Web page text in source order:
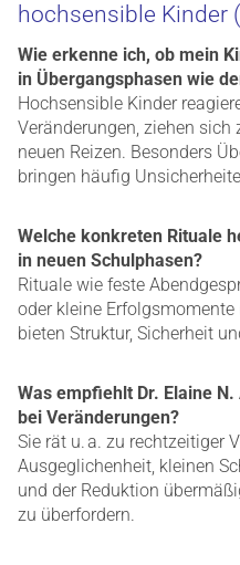
hochsensible Kinder
Wie erkenne ich, ob mein
in Übergangsphasen wie
Hochsensible Kinder
Veränderungen, ziehen sich
neuen Reizen. Besonders
bringen häufig
Welche konkreten Rituale
in neuen Schulphasen?
Rituale wie feste
oder kleine Erfolgsmomente
bieten Struktur, Sicherheit
Was empfiehlt Dr. Elaine
bei Veränderungen?
Sie rät u. a. zu rechtzeitiger
Ausgeglichenheit, kleinen
und der Reduktion
zu überfordern.